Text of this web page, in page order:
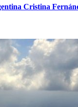
Cristina